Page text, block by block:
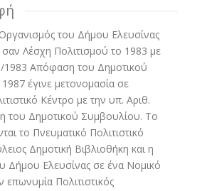
του Δήμου Ελευσίνας
Λέσχη Πολιτισμού το 1983 με
1983 Απόφαση του Δημοτικού
έγινε μετονομασία σε
Κέντρο με την υπ. Αριθ.
του Δημοτικού Συμβουλίου. Το
το Πνευματικό Πολιτιστικό
Δημοτική Βιβλιοθήκη και η
Δήμου Ελευσίνας σε ένα Νομικό
Πολιτιστικός